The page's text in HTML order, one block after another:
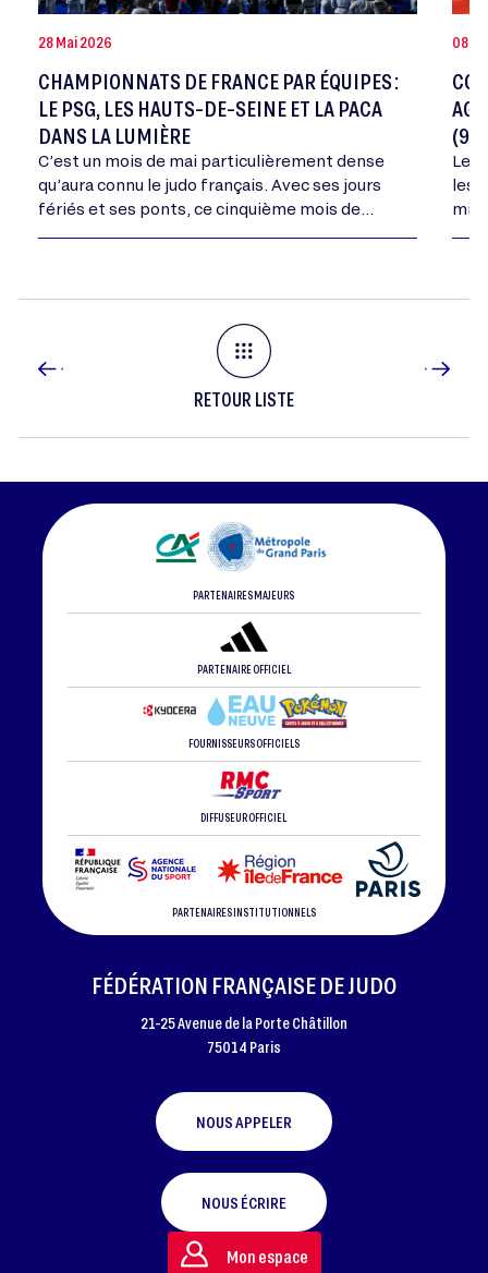
28 Mai 2026
CHAMPIONNATS DE FRANCE PAR ÉQUIPES :
LE PSG, LES HAUTS-DE-SEINE ET LA PACA
DANS LA LUMIÈRE
C’est un mois de mai particulièrement dense
qu’aura connu le judo français. Avec ses jours
fériés et ses ponts, ce cinquième mois de
08
(9-
Le
les
RETOUR LISTE
PARTENAIRES MAJEURS
PARTENAIRE OFFICIEL
FOURNISSEURS OFFICIELS
DIFFUSEUR OFFICIEL
PARTENAIRES INSTITUTIONNELS
FÉDÉRATION FRANÇAISE DE JUDO
21-25 Avenue de la Porte Châtillon
75014 Paris
NOUS APPELER
NOUS ÉCRIRE
Mon espace